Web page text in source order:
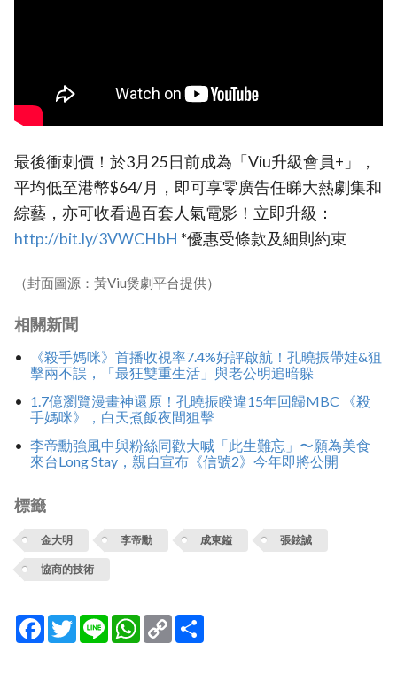
最後衝刺價！於3月25日前成為「Viu升級會員+」，
平均低至港幣$64/月，即可享零廣告任睇大熱劇集和
綜藝，亦可收看過百套人氣電影！立即升級：
http://bit.ly/3VWCHbH *優惠受條款及細則約束
（封面圖源：黃Viu煲劇平台提供）
相關新聞
《殺手媽咪》首播收視率7.4%好評啟航！孔曉振帶娃&狙
擊兩不誤，「最狂雙重生活」與老公明追暗躲
1.7億瀏覽漫畫神還原！孔曉振睽違15年回歸MBC 《殺
手媽咪》，白天煮飯夜間狙擊
李帝勳強風中與粉絲同歡大喊「此生難忘」〜願為美食
來台Long Stay，親自宣布《信號2》今年即將公開
標籤
金大明 李帝勳 成東鎰 張鉉誠
協商的技術
Facebook
TwitterLine WhatsApp
Copy
Link